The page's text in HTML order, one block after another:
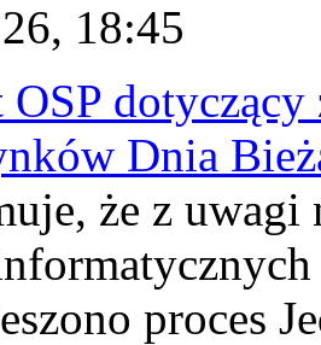
18:45
dotyczący
Dnia
że z uwagi
proces